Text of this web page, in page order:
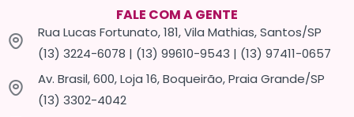
FALE COM A GENTE
Rua Lucas Fortunato, 181, Vila Mathias, Santos/SP
(13) 3224-6078 | (13) 99610-9543 | (13) 97411-0657
Av. Brasil, 600, Loja 16, Boqueirão, Praia Grande/SP
(13) 3302-4042